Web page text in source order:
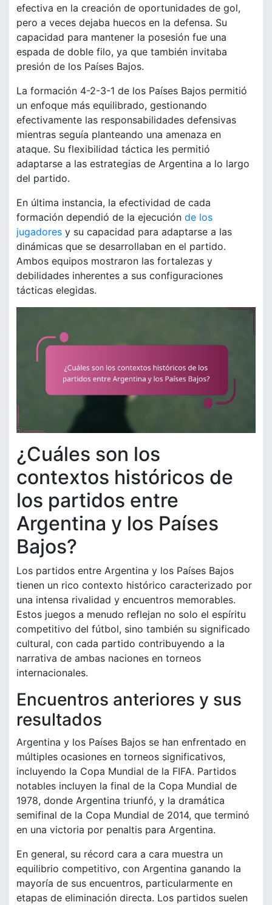
efectiva en la creación de oportunidades de gol,
pero a veces dejaba huecos en la defensa. Su
capacidad para mantener la posesión fue una
espada de doble filo, ya que también invitaba
presión de los Países Bajos.
La formación 4-2-3-1 de los Países Bajos permitió
un enfoque más equilibrado, gestionando
efectivamente las responsabilidades defensivas
mientras seguía planteando una amenaza en
ataque. Su flexibilidad táctica les permitió
adaptarse a las estrategias de Argentina a lo largo
del partido.
En última instancia, la efectividad de cada
formación dependió de la ejecución de los
jugadores y su capacidad para adaptarse a las
dinámicas que se desarrollaban en el partido.
Ambos equipos mostraron las fortalezas y
debilidades inherentes a sus configuraciones
tácticas elegidas.
¿Cuáles son los
contextos históricos de
los partidos entre
Argentina y los Países
Bajos?
Los partidos entre Argentina y los Países Bajos
tienen un rico contexto histórico caracterizado por
una intensa rivalidad y encuentros memorables.
Estos juegos a menudo reflejan no solo el espíritu
competitivo del fútbol, sino también su significado
cultural, con cada partido contribuyendo a la
narrativa de ambas naciones en torneos
internacionales.
Encuentros anteriores y sus
resultados
Argentina y los Países Bajos se han enfrentado en
múltiples ocasiones en torneos significativos,
incluyendo la Copa Mundial de la FIFA. Partidos
notables incluyen la final de la Copa Mundial de
1978, donde Argentina triunfó, y la dramática
semifinal de la Copa Mundial de 2014, que terminó
en una victoria por penaltis para Argentina.
En general, su récord cara a cara muestra un
equilibrio competitivo, con Argentina ganando la
mayoría de sus encuentros, particularmente en
etapas de eliminación directa. Los partidos suelen